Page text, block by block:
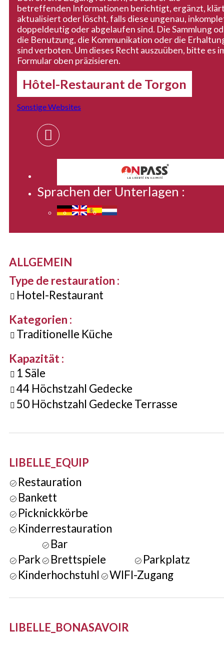
betreffenden Informationen berichtigt, ergänzt,
aktualisiert oder löscht, falls diese ungenau,
doppeldeutig oder abgelaufen sind. Die Sammlung
die Benutzung, die Kommunikation oder die
sind verboten. Um dieses Recht auszuüben, bitte es
Formular oben präzisieren.
Hôtel-Restaurant de Torgon
Sonstige Websites
Sprachen der Unterlagen :
ALLGEMEIN
Type de restauration :
Hotel-Restaurant
Kategorien :
Traditionelle Küche
Kapazität :
1Säle
44 Höchstzahl Gedecke
50 Höchstzahl Gedecke Terrasse
LIBELLE_EQUIP
Restauration
Bankett
Picknickkörbe
Kinderrestauration
Park
Bar
Brettspiele
Parkplatz
Kinderhochstuhl
WIFI-Zugang
LIBELLE_BONASAVOIR